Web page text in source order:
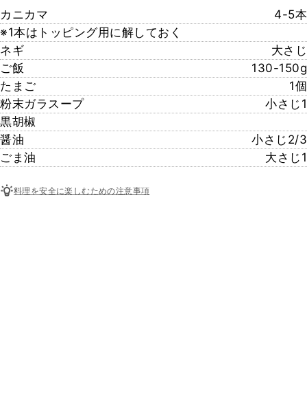
カニカマ
4-5本
※1本はトッピング用に解しておく
ネギ
大さじ
ご飯
130-150g
たまご
1個
粉末ガラスープ
小さじ1
黒胡椒
醤油
小さじ2/3
ごま油
大さじ1
料理を安全に楽しむための注意事項